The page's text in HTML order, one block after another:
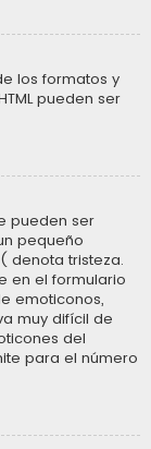
los formatos y
pueden ser
pueden ser
pequeño
denota tristeza.
en el formulario
emoticonos,
muy difícil de
del
para el número